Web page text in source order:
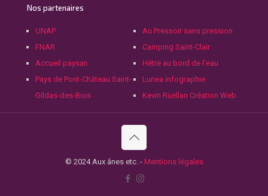
Nos partenaires
UNAP
FNAR
Accueil paysan
Pays de Pont-Château Saint-
Gildas-des-Bois
Au Pressoir sans pression
Camping Saint-Clair
Hêtre au bord de l’eau
Lunea infographie
Kevin Ruellan Création Web
© 2024 Aux ânes etc. - Mentions légales